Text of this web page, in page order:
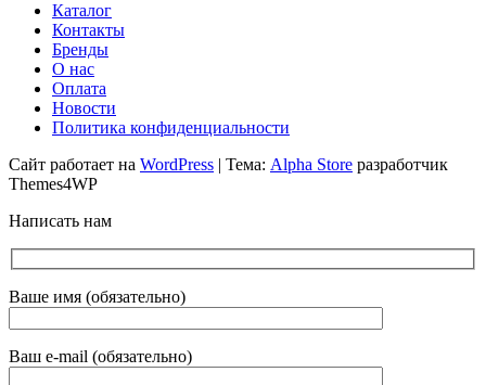
Каталог
Контакты
Бренды
О нас
Оплата
Новости
Политика конфиденциальности
Сайт работает на WordPress | Тема: Alpha Store разработчик
Themes4WP
Написать нам
Ваше имя (обязательно)
Ваш e-mail (обязательно)